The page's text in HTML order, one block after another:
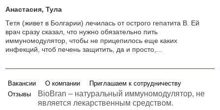
Анастасия, Тула
Тетя (живет в Болгарии) лечилась от острого гепатита В. Ей
врач сразу сказал, что нужно обязательно пить
иммуномодулятор, чтобы не прицепилось еще каких
инфекций, чтоб печень защитить, да и просто,...
Вакансии О компании
Приглашаем к сотрудничеству
Отзывы
BioBran – натуральный иммуномодулятор, не
является лекарственным средством.